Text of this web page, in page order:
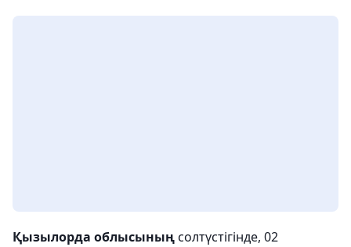
Қызылорда облысыныңсолтүстігінде, 02